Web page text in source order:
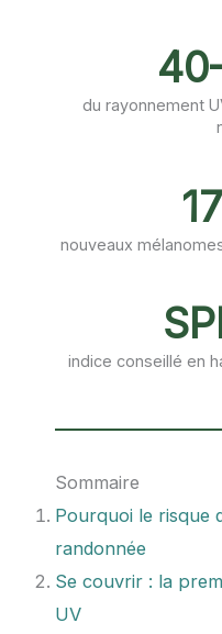
du rayonnement
nouveaux
indice conseillé en
Sommaire
Pourquoi le risque
randonnée
Se couvrir : la
UV